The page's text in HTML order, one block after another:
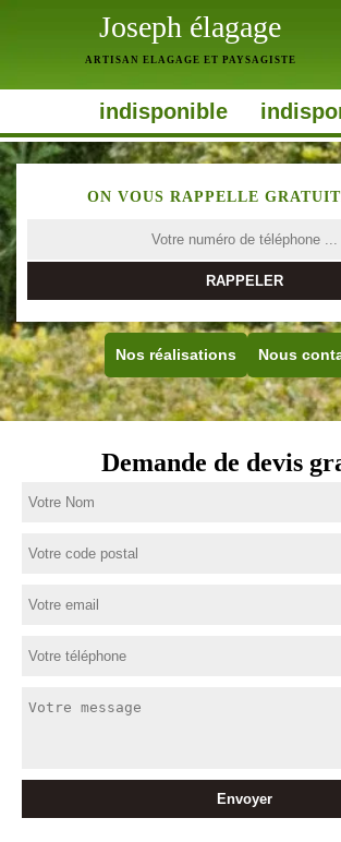
Joseph élagage
ARTISAN ELAGAGE ET PAYSAGISTE
indisponible
ON VOUS RAPPELLE
Nos réalisations Nous
Demande de devis